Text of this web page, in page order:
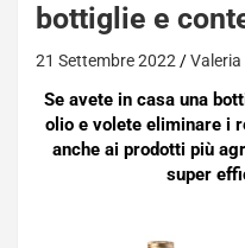
bottiglie e
21 Settembre 2022
Se avete in casa una
olio e volete eliminare i
anche ai prodotti più
super